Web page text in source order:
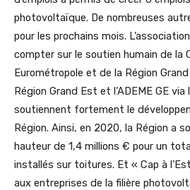
photovoltaïque. De nombreuses
pour les prochains mois.
compter sur le soutien humain de la
Eurométropole et de la Région
Région Grand Est et l’ADEME GE
soutiennent fortement le
Région. Ainsi, en 2020, la Région a
hauteur de 1,4 millions € pour un
installés sur toitures. Et « Cap à
aux entreprises de la filière